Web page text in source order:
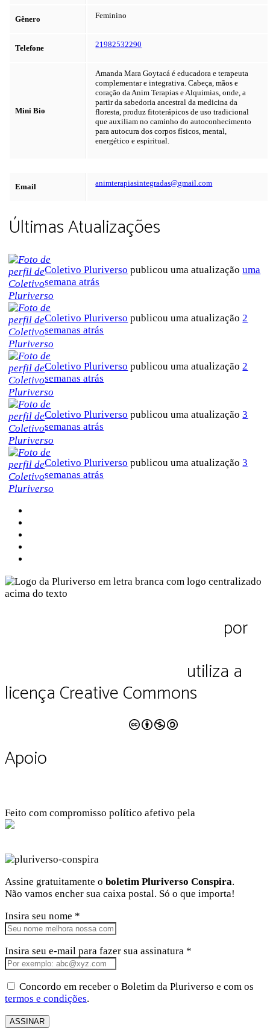
Gênero Feminino
Telefone 21982532290
Mini Bio
Amanda Mara Goytacá é educadora e terapeuta
complementar e integrativa. Cabeça, mãos e
coração da Anim Terapias e Alquimias, onde, a
partir da sabedoria ancestral da medicina da
floresta, produz fitoterápicos de uso tradicional
que auxiliam no caminho do autoconhecimento
para autocura dos corpos físicos, mental,
energético e espiritual.
Email animterapiasintegradas@gmail.com
Últimas Atualizações
Coletivo Pluriverso publicou uma atualizaçãouma
semana atrás
Coletivo Pluriverso publicou uma atualização2
semanas atrás
Coletivo Pluriverso publicou uma atualização2
semanas atrás
Coletivo Pluriverso publicou uma atualização3
semanas atrás
Coletivo Pluriverso publicou uma atualização3
semanas atrás
por
utiliza a
licença Creative Commons
Apoio
Feito com compromisso político afetivo pela
Assine gratuitamente o boletim Pluriverso Conspira.
Não vamos encher sua caixa postal. Só o que importa!
Insira seu nome *
Insira seu e-mail para fazer sua assinatura *
Concordo em receber o Boletim da Pluriverso e com os
termos e condições.